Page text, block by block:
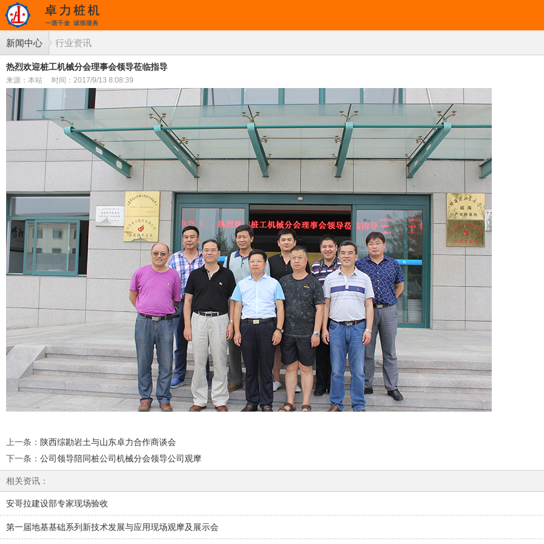
新闻中心 行业资讯
热烈欢迎桩工机械分会理事会领导莅临指导
来源：本站 时间：2017/9/13 8:08:39
上一条 ： 陕西综勘岩土与山东卓力合作商谈会
下一条 ： 公司领导陪同桩公司机械分会领导公司观摩
相关资讯：
安哥拉建设部专家现场验收
第一届地基基础系列新技术发展与应用现场观摩及展示会